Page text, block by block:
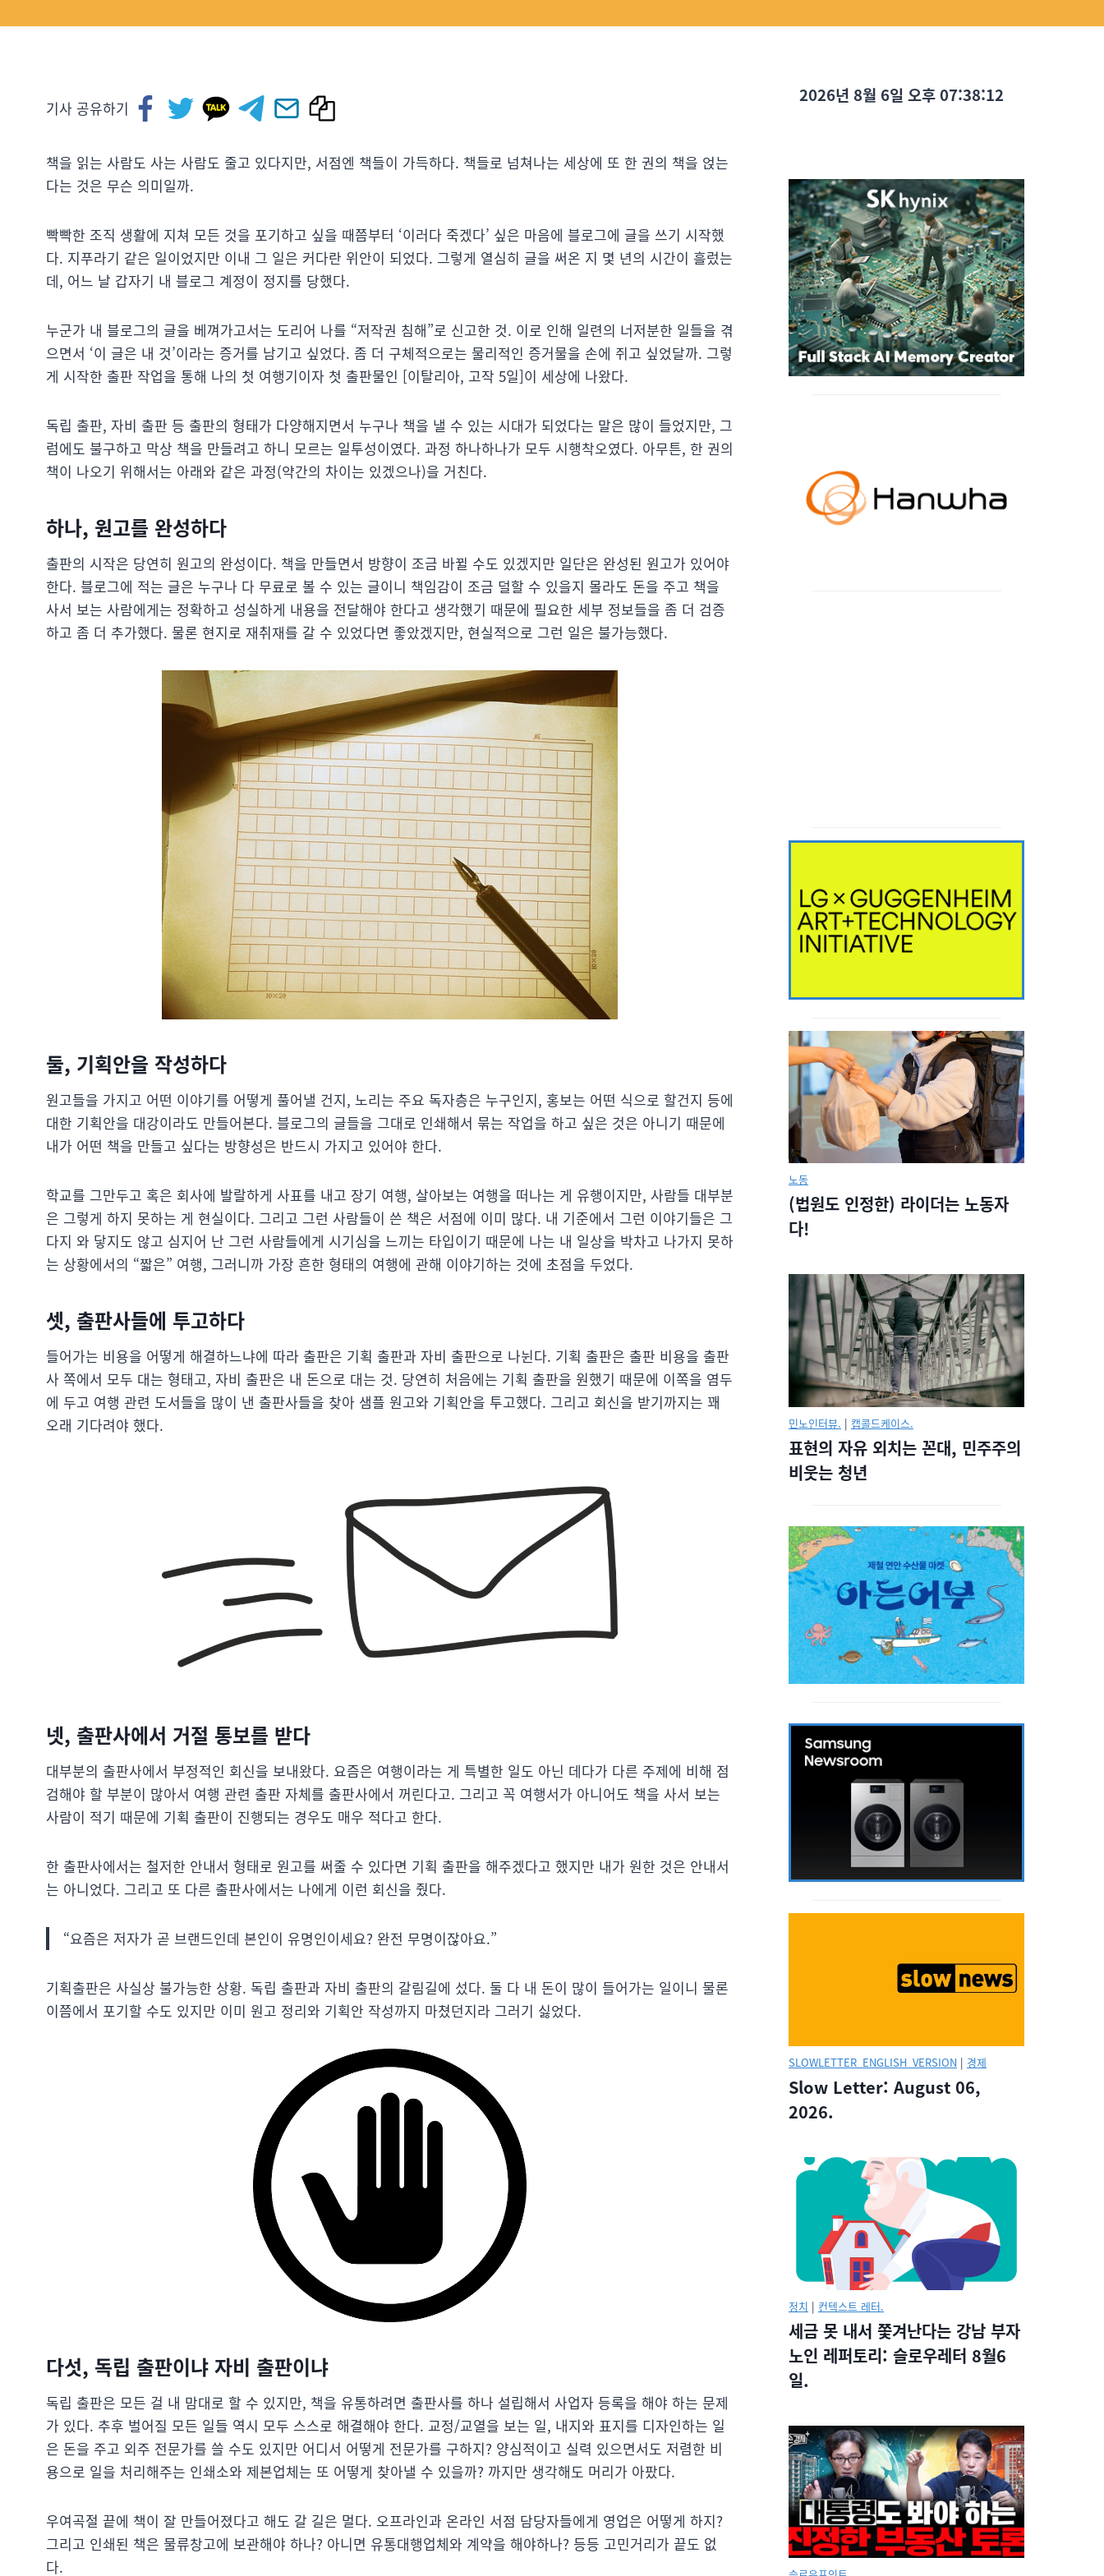
기사 공유하기
책을 읽는 사람도 사는 사람도 줄고 있다지만, 서점엔 책들이 가득하다. 책들로 넘쳐나는 세상에 또 한 권의 책을 얹는
다는 것은 무슨 의미일까.
빡빡한 조직 생활에 지쳐 모든 것을 포기하고 싶을 때쯤부터 ‘이러다 죽겠다’ 싶은 마음에 블로그에 글을 쓰기 시작했
다. 지푸라기 같은 일이었지만 이내 그 일은 커다란 위안이 되었다. 그렇게 열심히 글을 써온 지 몇 년의 시간이 흘렀는
데, 어느 날 갑자기 내 블로그 계정이 정지를 당했다.
누군가 내 블로그의 글을 베껴가고서는 도리어 나를 “저작권 침해”로 신고한 것. 이로 인해 일련의 너저분한 일들을 겪
으면서 ‘이 글은 내 것’이라는 증거를 남기고 싶었다. 좀 더 구체적으로는 물리적인 증거물을 손에 쥐고 싶었달까. 그렇
게 시작한 출판 작업을 통해 나의 첫 여행기이자 첫 출판물인 [이탈리아, 고작 5일]이 세상에 나왔다.
독립 출판, 자비 출판 등 출판의 형태가 다양해지면서 누구나 책을 낼 수 있는 시대가 되었다는 말은 많이 들었지만, 그
럼에도 불구하고 막상 책을 만들려고 하니 모르는 일투성이였다. 과정 하나하나가 모두 시행착오였다. 아무튼, 한 권의
책이 나오기 위해서는 아래와 같은 과정(약간의 차이는 있겠으나)을 거친다.
하나, 원고를 완성하다
출판의 시작은 당연히 원고의 완성이다. 책을 만들면서 방향이 조금 바뀔 수도 있겠지만 일단은 완성된 원고가 있어야
한다. 블로그에 적는 글은 누구나 다 무료로 볼 수 있는 글이니 책임감이 조금 덜할 수 있을지 몰라도 돈을 주고 책을
사서 보는 사람에게는 정확하고 성실하게 내용을 전달해야 한다고 생각했기 때문에 필요한 세부 정보들을 좀 더 검증
하고 좀 더 추가했다. 물론 현지로 재취재를 갈 수 있었다면 좋았겠지만, 현실적으로 그런 일은 불가능했다.
둘, 기획안을 작성하다
원고들을 가지고 어떤 이야기를 어떻게 풀어낼 건지, 노리는 주요 독자층은 누구인지, 홍보는 어떤 식으로 할건지 등에
대한 기획안을 대강이라도 만들어본다. 블로그의 글들을 그대로 인쇄해서 묶는 작업을 하고 싶은 것은 아니기 때문에
내가 어떤 책을 만들고 싶다는 방향성은 반드시 가지고 있어야 한다.
학교를 그만두고 혹은 회사에 발랄하게 사표를 내고 장기 여행, 살아보는 여행을 떠나는 게 유행이지만, 사람들 대부분
은 그렇게 하지 못하는 게 현실이다. 그리고 그런 사람들이 쓴 책은 서점에 이미 많다. 내 기준에서 그런 이야기들은 그
다지 와 닿지도 않고 심지어 난 그런 사람들에게 시기심을 느끼는 타입이기 때문에 나는 내 일상을 박차고 나가지 못하
는 상황에서의 “짧은” 여행, 그러니까 가장 흔한 형태의 여행에 관해 이야기하는 것에 초점을 두었다.
셋, 출판사들에 투고하다
들어가는 비용을 어떻게 해결하느냐에 따라 출판은 기획 출판과 자비 출판으로 나뉜다. 기획 출판은 출판 비용을 출판
사 쪽에서 모두 대는 형태고, 자비 출판은 내 돈으로 대는 것. 당연히 처음에는 기획 출판을 원했기 때문에 이쪽을 염두
에 두고 여행 관련 도서들을 많이 낸 출판사들을 찾아 샘플 원고와 기획안을 투고했다. 그리고 회신을 받기까지는 꽤
오래 기다려야 했다.
넷, 출판사에서 거절 통보를 받다
대부분의 출판사에서 부정적인 회신을 보내왔다. 요즘은 여행이라는 게 특별한 일도 아닌 데다가 다른 주제에 비해 점
검해야 할 부분이 많아서 여행 관련 출판 자체를 출판사에서 꺼린다고. 그리고 꼭 여행서가 아니어도 책을 사서 보는
사람이 적기 때문에 기획 출판이 진행되는 경우도 매우 적다고 한다.
한 출판사에서는 철저한 안내서 형태로 원고를 써줄 수 있다면 기획 출판을 해주겠다고 했지만 내가 원한 것은 안내서
는 아니었다. 그리고 또 다른 출판사에서는 나에게 이런 회신을 줬다.
“요즘은 저자가 곧 브랜드인데 본인이 유명인이세요? 완전 무명이잖아요.”
기획출판은 사실상 불가능한 상황. 독립 출판과 자비 출판의 갈림길에 섰다. 둘 다 내 돈이 많이 들어가는 일이니 물론
이쯤에서 포기할 수도 있지만 이미 원고 정리와 기획안 작성까지 마쳤던지라 그러기 싫었다.
다섯, 독립 출판이냐 자비 출판이냐
독립 출판은 모든 걸 내 맘대로 할 수 있지만, 책을 유통하려면 출판사를 하나 설립해서 사업자 등록을 해야 하는 문제
가 있다. 추후 벌어질 모든 일들 역시 모두 스스로 해결해야 한다. 교정/교열을 보는 일, 내지와 표지를 디자인하는 일
은 돈을 주고 외주 전문가를 쓸 수도 있지만 어디서 어떻게 전문가를 구하지? 양심적이고 실력 있으면서도 저렴한 비
용으로 일을 처리해주는 인쇄소와 제본업체는 또 어떻게 찾아낼 수 있을까? 까지만 생각해도 머리가 아팠다.
우여곡절 끝에 책이 잘 만들어졌다고 해도 갈 길은 멀다. 오프라인과 온라인 서점 담당자들에게 영업은 어떻게 하지?
그리고 인쇄된 책은 물류창고에 보관해야 하나? 아니면 유통대행업체와 계약을 해야하나? 등등 고민거리가 끝도 없
다.
2026년 8월 6일 오후 07:38:13
노동
(법원도 인정한) 라이더는 노동자
다!
민노인터뷰. | 캡콜드케이스.
표현의 자유 외치는 꼰대, 민주주의
비웃는 청년
SLOWLETTER_ENGLISH_VERSION | 경제
Slow Letter: August 06,
2026.
정치 | 컨텍스트 레터.
세금 못 내서 쫓겨난다는 강남 부자
노인 레퍼토리: 슬로우레터 8월6
일.